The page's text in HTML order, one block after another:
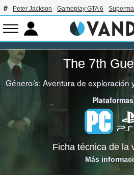
Peter Jackson Gameplay GTA 6
The 7th
Género/s: Aventura de exploración
Ficha técnica de la
Más